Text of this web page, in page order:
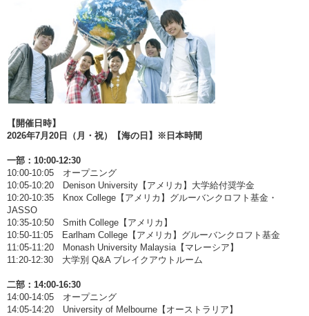
【開催日時】
2026年7月20日（月・祝）【海の日】※日本時間
一部：10:00-12:30
10:00-10:05 オープニング
10:05-10:20 Denison University【アメリカ】大学給付奨学金
10:20-10:35 Knox College【アメリカ】グルーバンクロフト基金・
JASSO
10:35-10:50 Smith College【アメリカ】
10:50-11:05 Earlham College【アメリカ】グルーバンクロフト基金
11:05-11:20 Monash University Malaysia【マレーシア】
11:20-12:30 大学別 Q&A ブレイクアウトルーム
二部：14:00-16:30
14:00-14:05 オープニング
14:05-14:20 University of Melbourne【オーストラリア】